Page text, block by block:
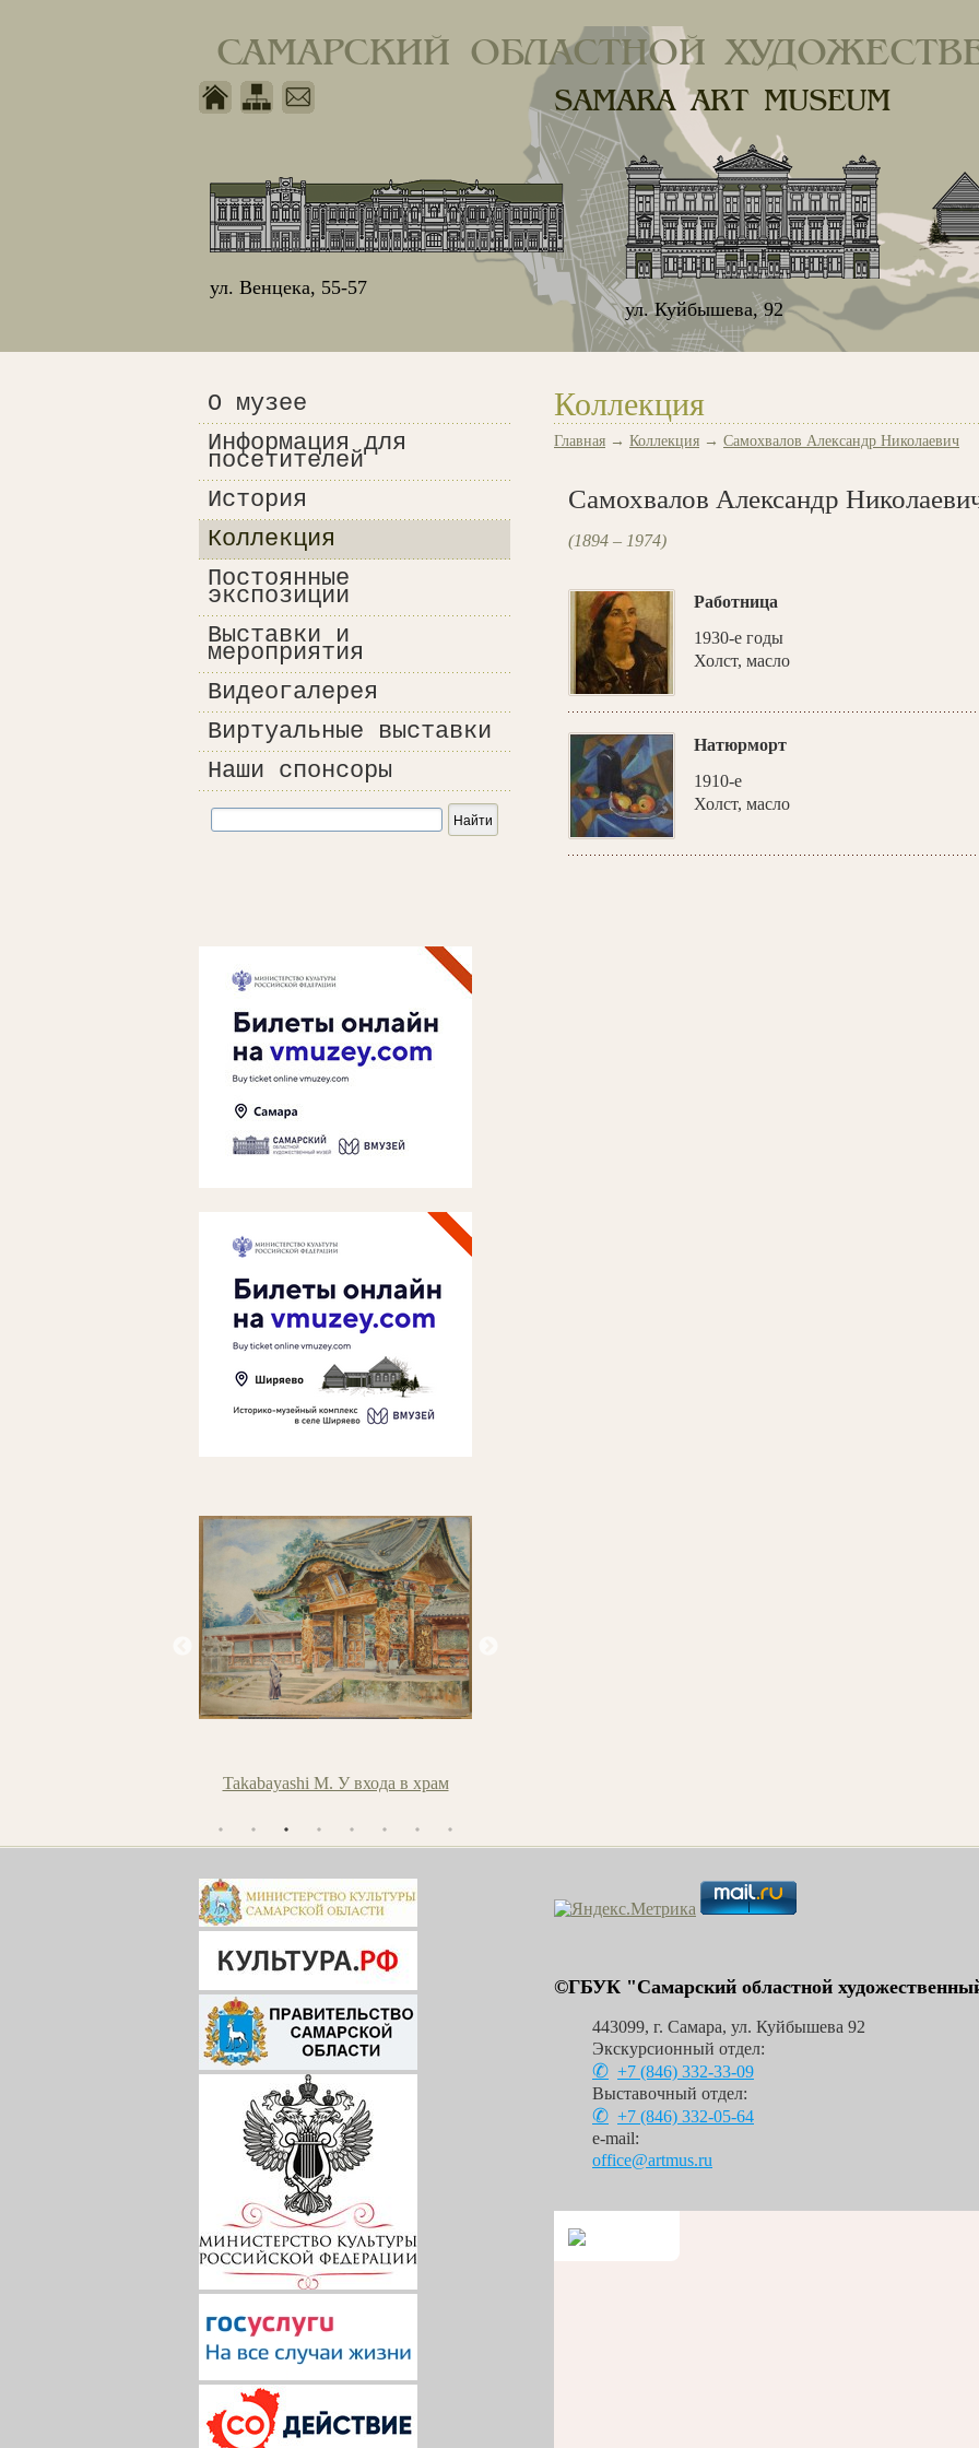
САМАРСКИЙ ОБЛАСТНОЙ
SAMARA ART MUSEUM
ул. Куйбышева, 92
ул. Венцека, 55-57
О музее
Информация для
посетителей
История
Коллекция
Постоянные
экспозиции
Выставки и
мероприятия
Видеогалерея
Виртуальные выставки
Наши спонсоры
Takabayashi M. У входа в храм
Коллекция
Главная → Коллекция → Самохвалов Александр Николаевич
Самохвалов Александр
(1894 – 1974)
Работница
1930-е годы
Холст, масло
Натюрморт
1910-е
Холст, масло
©ГБУК "Самарский областной
443099, г. Самара, ул. Куйбышева 92
Экскурсионный отдел:
+7 (846) 332-33-09
Выставочный отдел:
+7 (846) 332-05-64
e-mail:
office@artmus.ru